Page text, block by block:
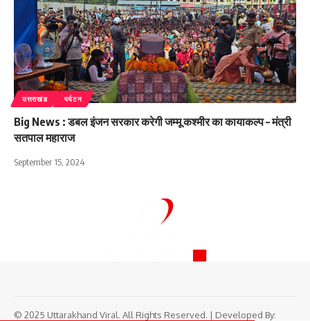
उत्तराखंड पर्यटन
Big News : डबल इंजन सरकार करेगी जम्मू कश्मीर का कायाकल्प – मंत्री
सतपाल महाराज
September 15, 2024
© 2025 Uttarakhand Viral. All Rights Reserved. | Developed By: